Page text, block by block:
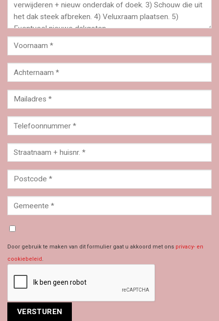
Door gebruik te maken van dit formulier gaat u akkoord met ons privacy- en
cookiebeleid.